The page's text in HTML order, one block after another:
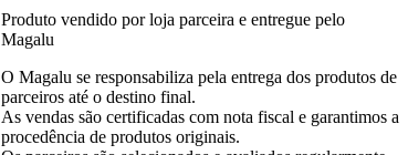
Produto vendido por loja parceira e entregue pelo
Magalu
O Magalu se responsabiliza pela entrega dos produtos de
parceiros até o destino final.
As vendas são certificadas com nota fiscal e garantimos a
procedência de produtos originais.